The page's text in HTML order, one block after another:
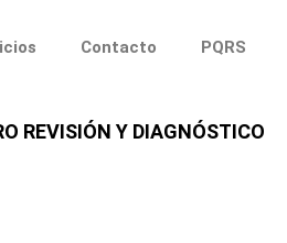
Contacto PQRS
REVISIÓN Y DIAGNÓSTICO